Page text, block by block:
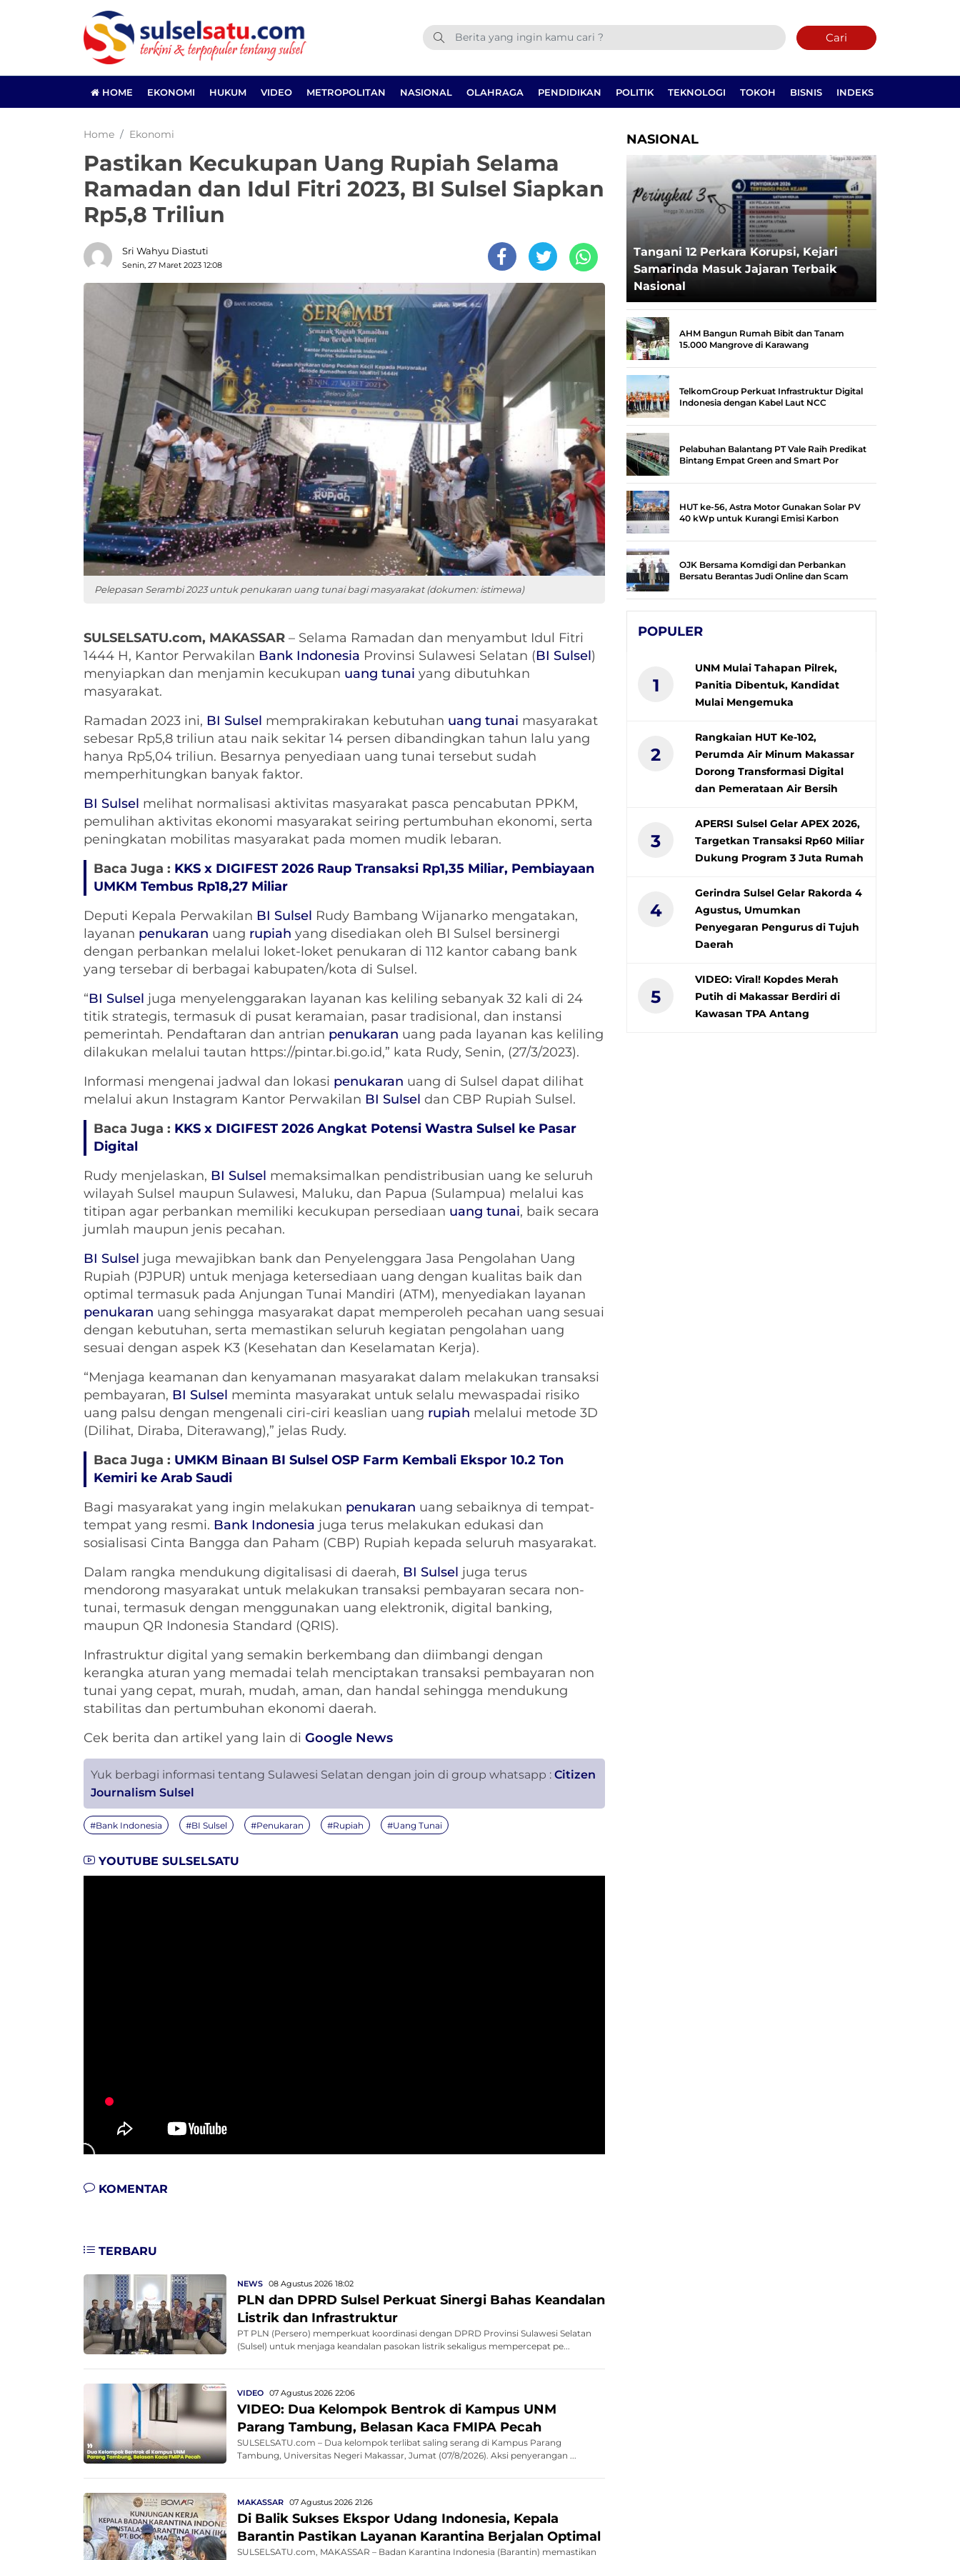
Cari
HOME EKONOMI HUKUM VIDEO METROPOLITAN NASIONAL OLAHRAGA PENDIDIKAN POLITIK TEKNOLOGI TOKOH BISNIS INDEKS
Home Ekonomi
Pastikan Kecukupan Uang Rupiah Selama
Ramadan dan Idul Fitri 2023, BI Sulsel Siapkan
Rp5,8 Triliun
Sri Wahyu Diastuti
Senin, 27 Maret 2023 12:08
Pelepasan Serambi 2023 untuk penukaran uang tunai bagi masyarakat (dokumen: istimewa)
SULSELSATU.com, MAKASSAR – Selama Ramadan dan menyambut Idul Fitri
1444 H, Kantor Perwakilan Bank Indonesia Provinsi Sulawesi Selatan (BI Sulsel)
menyiapkan dan menjamin kecukupan uang tunai yang dibutuhkan
masyarakat.
Ramadan 2023 ini, BI Sulsel memprakirakan kebutuhan uang tunai masyarakat
sebesar Rp5,8 triliun atau naik sekitar 14 persen dibandingkan tahun lalu yang
hanya Rp5,04 triliun. Besarnya penyediaan uang tunai tersebut sudah
memperhitungkan banyak faktor.
BI Sulsel melihat normalisasi aktivitas masyarakat pasca pencabutan PPKM,
pemulihan aktivitas ekonomi masyarakat seiring pertumbuhan ekonomi, serta
peningkatan mobilitas masyarakat pada momen mudik lebaran.
Baca Juga : KKS x DIGIFEST 2026 Raup Transaksi Rp1,35 Miliar, Pembiayaan
UMKM Tembus Rp18,27 Miliar
Deputi Kepala Perwakilan BI Sulsel Rudy Bambang Wijanarko mengatakan,
layanan penukaran uang rupiah yang disediakan oleh BI Sulsel bersinergi
dengan perbankan melalui loket-loket penukaran di 112 kantor cabang bank
yang tersebar di berbagai kabupaten/kota di Sulsel.
“BI Sulsel juga menyelenggarakan layanan kas keliling sebanyak 32 kali di 24
titik strategis, termasuk di pusat keramaian, pasar tradisional, dan instansi
pemerintah. Pendaftaran dan antrian penukaran uang pada layanan kas keliling
dilakukan melalui tautan https://pintar.bi.go.id,” kata Rudy, Senin, (27/3/2023).
Informasi mengenai jadwal dan lokasi penukaran uang di Sulsel dapat dilihat
melalui akun Instagram Kantor Perwakilan BI Sulsel dan CBP Rupiah Sulsel.
Baca Juga : KKS x DIGIFEST 2026 Angkat Potensi Wastra Sulsel ke Pasar
Digital
Rudy menjelaskan, BI Sulsel memaksimalkan pendistribusian uang ke seluruh
wilayah Sulsel maupun Sulawesi, Maluku, dan Papua (Sulampua) melalui kas
titipan agar perbankan memiliki kecukupan persediaan uang tunai, baik secara
jumlah maupun jenis pecahan.
BI Sulsel juga mewajibkan bank dan Penyelenggara Jasa Pengolahan Uang
Rupiah (PJPUR) untuk menjaga ketersediaan uang dengan kualitas baik dan
optimal termasuk pada Anjungan Tunai Mandiri (ATM), menyediakan layanan
penukaran uang sehingga masyarakat dapat memperoleh pecahan uang sesuai
dengan kebutuhan, serta memastikan seluruh kegiatan pengolahan uang
sesuai dengan aspek K3 (Kesehatan dan Keselamatan Kerja).
“Menjaga keamanan dan kenyamanan masyarakat dalam melakukan transaksi
pembayaran, BI Sulsel meminta masyarakat untuk selalu mewaspadai risiko
uang palsu dengan mengenali ciri-ciri keaslian uang rupiah melalui metode 3D
(Dilihat, Diraba, Diterawang),” jelas Rudy.
Baca Juga : UMKM Binaan BI Sulsel OSP Farm Kembali Ekspor 10.2 Ton
Kemiri ke Arab Saudi
Bagi masyarakat yang ingin melakukan penukaran uang sebaiknya di tempat-
tempat yang resmi. Bank Indonesia juga terus melakukan edukasi dan
sosialisasi Cinta Bangga dan Paham (CBP) Rupiah kepada seluruh masyarakat.
Dalam rangka mendukung digitalisasi di daerah, BI Sulsel juga terus
mendorong masyarakat untuk melakukan transaksi pembayaran secara non-
tunai, termasuk dengan menggunakan uang elektronik, digital banking,
maupun QR Indonesia Standard (QRIS).
Infrastruktur digital yang semakin berkembang dan diimbangi dengan
kerangka aturan yang memadai telah menciptakan transaksi pembayaran non
tunai yang cepat, murah, mudah, aman, dan handal sehingga mendukung
stabilitas dan pertumbuhan ekonomi daerah.
Cek berita dan artikel yang lain di Google News
Yuk berbagi informasi tentang Sulawesi Selatan dengan join di group whatsapp : Citizen
Journalism Sulsel
#Bank Indonesia #BI Sulsel #Penukaran #Rupiah #Uang Tunai
YOUTUBE SULSELSATU
KOMENTAR
TERBARU
NEWS 08 Agustus 2026 18:02
PLN dan DPRD Sulsel Perkuat Sinergi Bahas Keandalan
Listrik dan Infrastruktur
PT PLN (Persero) memperkuat koordinasi dengan DPRD Provinsi Sulawesi Selatan
(Sulsel) untuk menjaga keandalan pasokan listrik sekaligus mempercepat pe...
VIDEO 07 Agustus 2026 22:06
VIDEO: Dua Kelompok Bentrok di Kampus UNM
Parang Tambung, Belasan Kaca FMIPA Pecah
SULSELSATU.com – Dua kelompok terlibat saling serang di Kampus Parang
Tambung, Universitas Negeri Makassar, Jumat (07/8/2026). Aksi penyerangan ...
MAKASSAR 07 Agustus 2026 21:26
Di Balik Sukses Ekspor Udang Indonesia, Kepala
Barantin Pastikan Layanan Karantina Berjalan Optimal
SULSELSATU.com, MAKASSAR – Badan Karantina Indonesia (Barantin) memastikan
NASIONAL
Tangani 12 Perkara Korupsi, Kejari
Samarinda Masuk Jajaran Terbaik
Nasional
AHM Bangun Rumah Bibit dan Tanam
15.000 Mangrove di Karawang
TelkomGroup Perkuat Infrastruktur Digital
Indonesia dengan Kabel Laut NCC
Pelabuhan Balantang PT Vale Raih Predikat
Bintang Empat Green and Smart Por
HUT ke-56, Astra Motor Gunakan Solar PV
40 kWp untuk Kurangi Emisi Karbon
OJK Bersama Komdigi dan Perbankan
Bersatu Berantas Judi Online dan Scam
POPULER
1
UNM Mulai Tahapan Pilrek,
Panitia Dibentuk, Kandidat
Mulai Mengemuka
2
Rangkaian HUT Ke-102,
Perumda Air Minum Makassar
Dorong Transformasi Digital
dan Pemerataan Air Bersih
3
APERSI Sulsel Gelar APEX 2026,
Targetkan Transaksi Rp60 Miliar
Dukung Program 3 Juta Rumah
4
Gerindra Sulsel Gelar Rakorda 4
Agustus, Umumkan
Penyegaran Pengurus di Tujuh
Daerah
5
VIDEO: Viral! Kopdes Merah
Putih di Makassar Berdiri di
Kawasan TPA Antang